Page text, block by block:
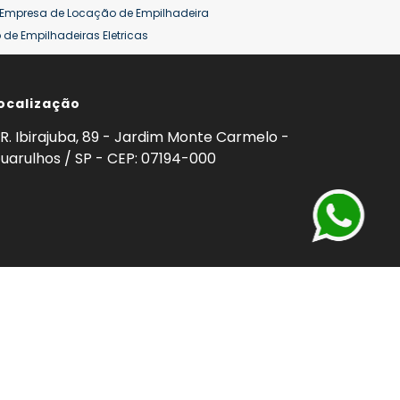
Empresa de Locação de Empilhadeira
Empilhadeiras Eletricas
de Empilhadeiras
Empilhadeira Hyster
ton Venda Empilhadeiras 25 ton
R. Ibirajuba, 89 - Jardim Monte Carmelo -
/ SP - CEP: 07194-000